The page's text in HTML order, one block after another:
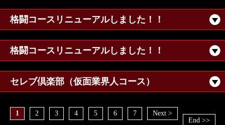
格闘コースリニューアルしました！！
格闘コースリニューアルしました！！
セレブ倶楽部（仮面業界人コース）
1 2 3 4 5 6 7
Next >
End >>